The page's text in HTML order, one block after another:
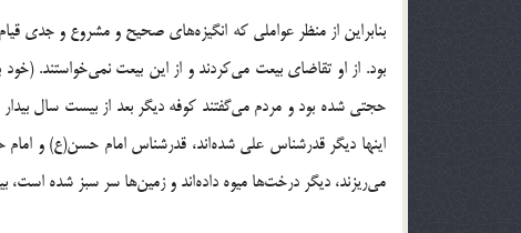
بنابراین از منظر عواملی که انگیزه‌هاى صحیح و مشروع و جدى
بود. از او تقاضاى بیعت مى‌کردند و از این بیعت نمى‌خواستند.
حجتى شده بود و مردم مى‌گفتند کوفه دیگر بعد از بیست سال
اینها دیگر قدرشناس على شده‌اند، قدرشناس امام حسن(ع) و
مى‌ریزند، دیگر درخت‌ها میوه داده‌اند و زمین‌ها سر سبز شده است،